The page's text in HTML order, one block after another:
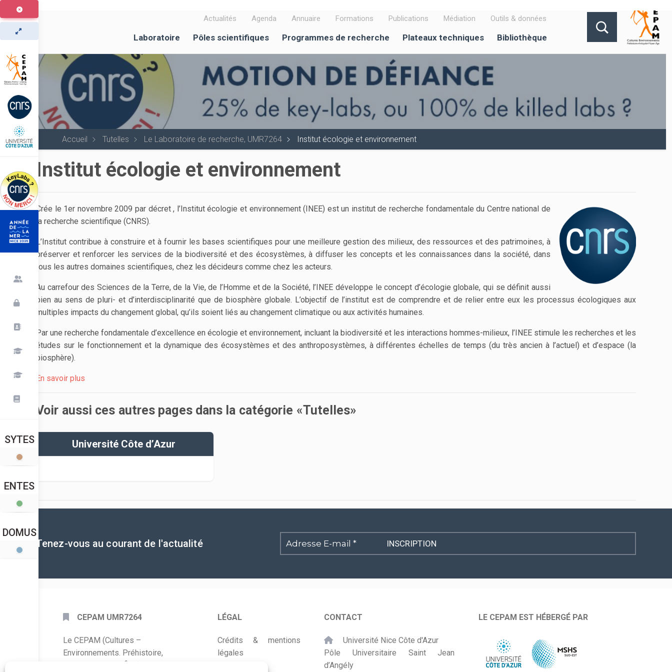
Aller
au
contenu
principal
Actualités Agenda Annuaire Formations Publications Médiation Outils & données
Laboratoire Pôles scientifiques Programmes de recherche Plateaux techniques Bibliothèque
Accueil Tutelles Le Laboratoire de recherche, UMR7264 Institut écologie et environnement
SYTES
ENTES
DOMUS
Institut écologie et environnement
Crée le 1er novembre 2009 par décret , l’Institut écologie et environnement (INEE) est un institut de recherche fondamentale du Centre national de
la recherche scientifique (CNRS).
L’Institut contribue à construire et à fournir les bases scientifiques pour une meilleure gestion des milieux, des ressources et des patrimoines, à
préserver et renforcer les services de la biodiversité et des écosystèmes, à diffuser les concepts et les connaissances dans la société, dans
tous les autres domaines scientifiques, chez les décideurs comme chez les acteurs.
Au carrefour des Sciences de la Terre, de la Vie, de l’Homme et de la Société, l’INEE développe le concept d’écologie globale, qui se définit aussi
bien au sens de pluri- et d’interdisciplinarité que de biosphère globale. L’objectif de l’institut est de comprendre et de relier entre eux les processus écologiques aux
multiples impacts du changement global, qu’ils soient liés au changement climatique ou aux activités humaines.
Par une recherche fondamentale d’excellence en écologie et environnement, incluant la biodiversité et les interactions hommes-milieux, l’INEE stimule les recherches et les
études sur le fonctionnement et la dynamique des écosystèmes et des anthroposystèmes, à différentes échelles de temps (du très ancien à l’actuel) et d’espace (la
biosphère).
En savoir plus
Voir aussi ces autres pages dans la catégorie «Tutelles»
Université Côte d’Azur
Tenez-vous au courant de l'actualité
Adresse
E-
CEPAM UMR7264
Le CEPAM (Cultures –
Environnements. Préhistoire,
LÉGAL
Crédits & mentions
légales
CONTACT
Université Nice Côte d'Azur
Pôle Universitaire Saint Jean
d’Angély
LE CEPAM EST HÉBERGÉ PAR